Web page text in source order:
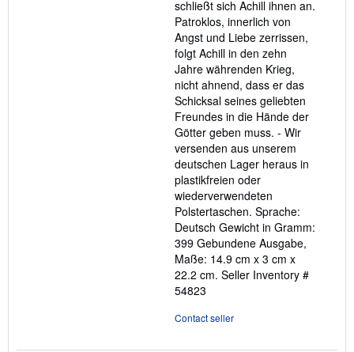
schließt sich Achill ihnen an.
Patroklos, innerlich von
Angst und Liebe zerrissen,
folgt Achill in den zehn
Jahre währenden Krieg,
nicht ahnend, dass er das
Schicksal seines geliebten
Freundes in die Hände der
Götter geben muss. - Wir
versenden aus unserem
deutschen Lager heraus in
plastikfreien oder
wiederverwendeten
Polstertaschen. Sprache:
Deutsch Gewicht in Gramm:
399 Gebundene Ausgabe,
Maße: 14.9 cm x 3 cm x
22.2 cm. Seller Inventory #
54823
Contact seller